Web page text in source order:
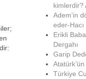
kimlerdir?
Adem’in
eder-
Erikli
Dergahı
Garip
Türkiye